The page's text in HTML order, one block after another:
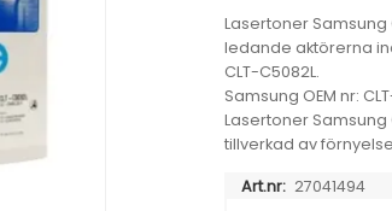
Lasertoner Samsung
ledande aktörerna
CLT-C5082L.
Samsung OEM nr:
Lasertoner Samsung
tillverkad av
Art.nr: 27041494